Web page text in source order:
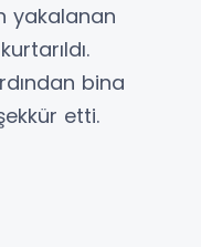
yakalanan
bina
etti.